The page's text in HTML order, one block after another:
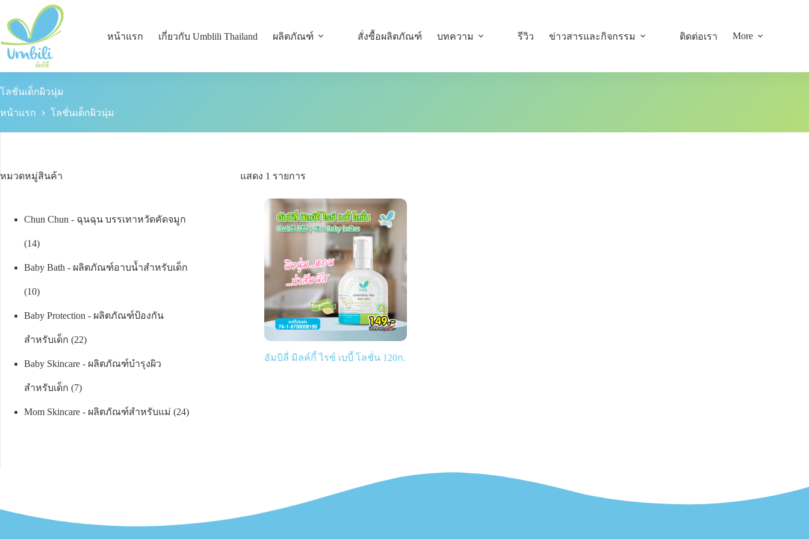
หน้าแรก เกี่ยวกับ Umblili Thailand ผลิตภัณฑ์ สั่งซื้อผลิตภัณฑ์ บทความ รีวิว ข่าวสารและกิจกรรม ติดต่อเรา More
โลชั่นเด็กผิวนุ่ม
หน้าแรก โลชั่นเด็กผิวนุ่ม
แสดง 1 รายการ
อัมบิลี่ มิลค์กี้ ไรซ์ เบบี้ โลชั่น 120ก.
หมวดหมู่สินค้า
Chun Chun - ฉุนฉุน บรรเทาหวัดคัดจมูก
14
Baby Bath - ผลิตภัณฑ์อาบน้ำสำหรับเด็ก
10
Baby Protection - ผลิตภัณฑ์ป้องกัน
สำหรับเด็ก 22
Baby Skincare - ผลิตภัณฑ์บำรุงผิว
สำหรับเด็ก 7
Mom Skincare - ผลิตภัณฑ์สำหรับแม่ 24